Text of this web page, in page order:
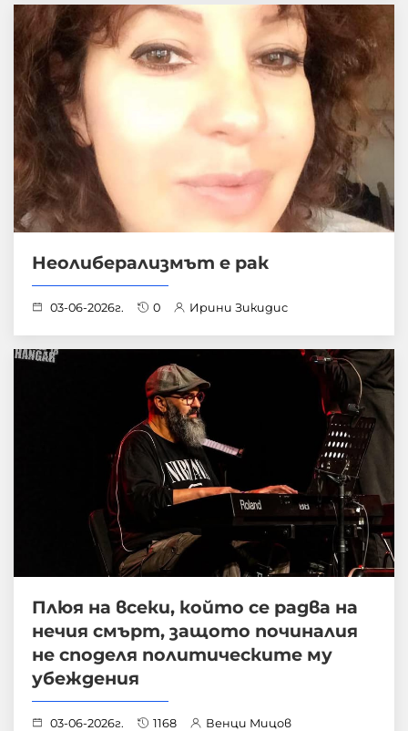
Неолиберализмът е рак
03-06-2026г. 0 Ирини Зикидис
Плюя на всеки, който се радва на
нечия смърт, защото починалия
не споделя политическите му
убеждения
03-06-2026г. 1168 Венци Мицов